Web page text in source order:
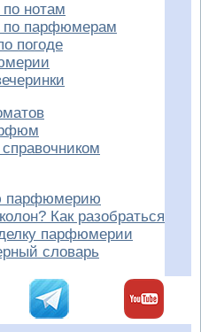
нотам
парфюмерам
погоде
парфюмерию
Как разобраться
парфюмерии
словарь